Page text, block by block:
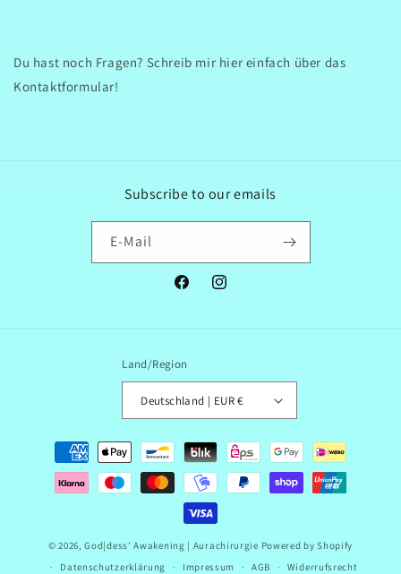
Du hast noch Fragen? Schreib mir hier einfach über das
Kontaktformular!
Subscribe to our emails
E-Mail
FacebookInstagram
Land/Region
Deutschland | EUR €
Zahlungsmethoden
© 2026,God|dess' Awakening | Aurachirurgie Powered by Shopify
Datenschutzerklärung
Impressum AGB Widerrufsrecht